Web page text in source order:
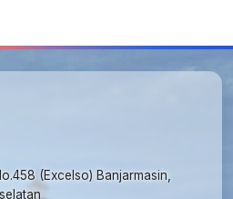
(Excelso) Banjarmasin,